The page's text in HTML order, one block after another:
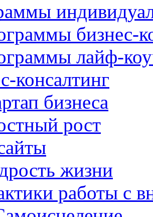
бизнес-
лайф-
консалтинг
бизнеса
рост
жизни
работы с